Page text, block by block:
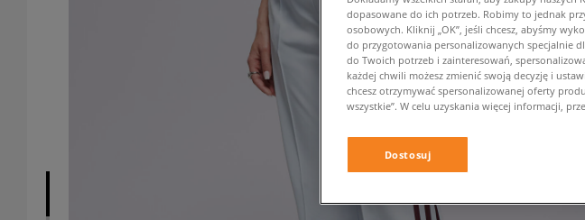
dopasowane do ich potrzeb. Robimy to jednak
osobowych. Kliknij „OK”, jeśli chcesz, abyśmy
do przygotowania personalizowanych specjalnie
do Twoich potrzeb i zainteresowań,
każdej chwili możesz zmienić swoją decyzję i
chcesz otrzymywać spersonalizowanej oferty
wszystkie”. W celu uzyskania więcej informacji,
Dostosuj